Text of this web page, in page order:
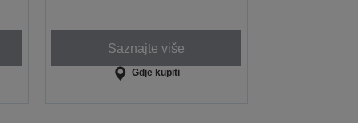
Saznajte više
Gdje kupiti